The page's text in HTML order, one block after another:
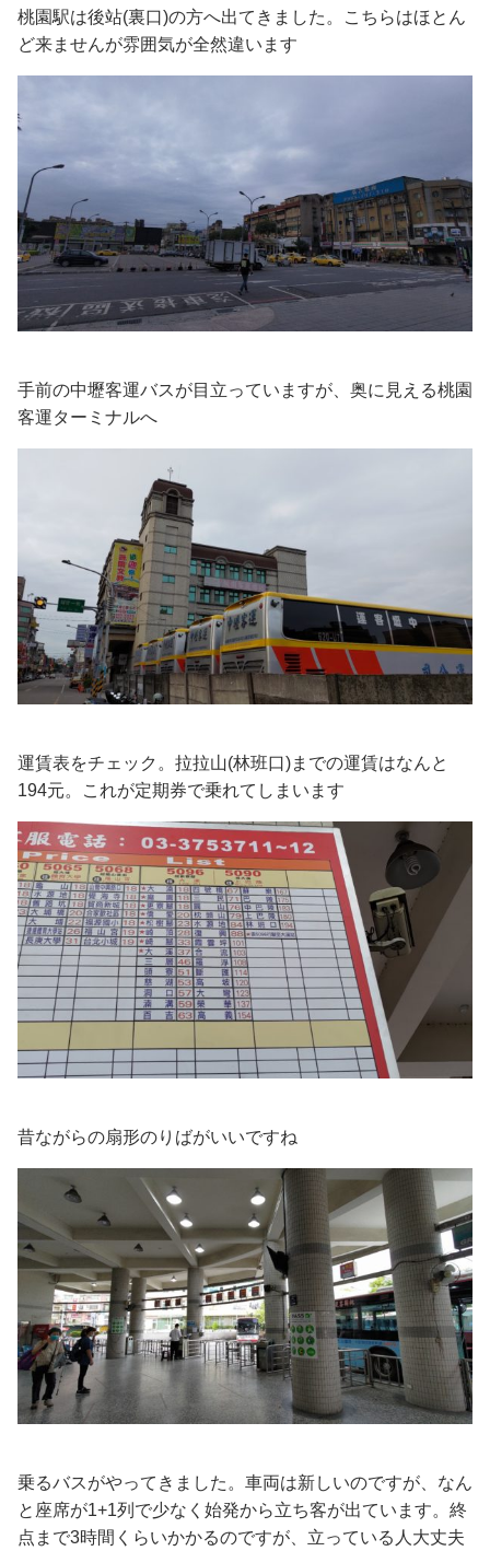
桃園駅は後站(裏口)の方へ出てきました。こちらはほとん
ど来ませんが雰囲気が全然違います
手前の中壢客運バスが目立っていますが、奥に見える桃園
客運ターミナルへ
運賃表をチェック。拉拉山(林班口)までの運賃はなんと
194元。これが定期券で乗れてしまいます
昔ながらの扇形のりばがいいですね
乗るバスがやってきました。車両は新しいのですが、なん
と座席が1+1列で少なく始発から立ち客が出ています。終
点まで3時間くらいかかるのですが、立っている人大丈夫